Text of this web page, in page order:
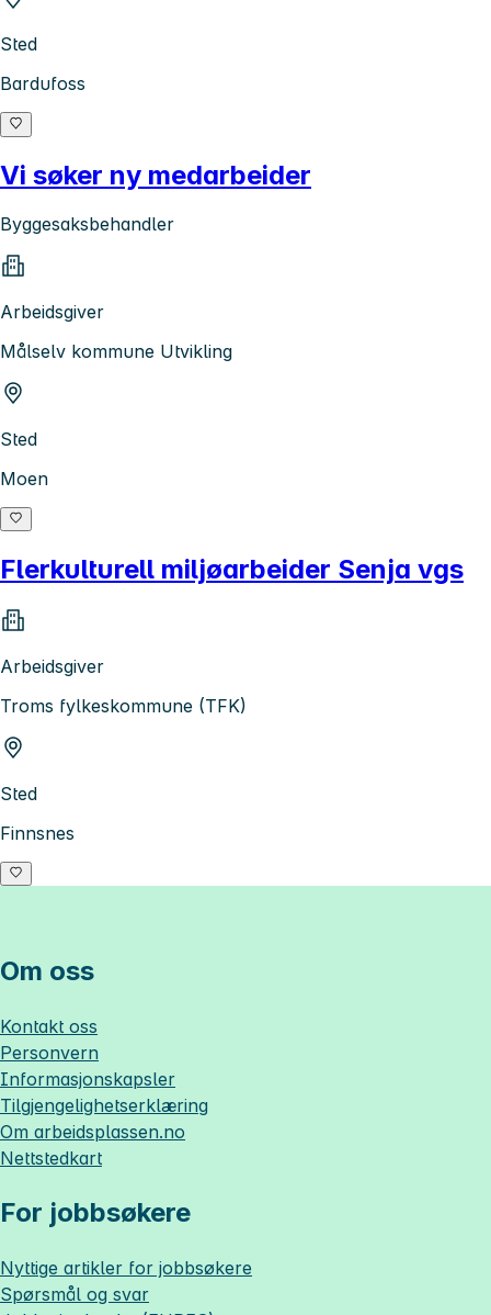
Sted
Bardufoss
Vi søker ny medarbeider
Byggesaksbehandler
Arbeidsgiver
Målselv kommune Utvikling
Sted
Moen
Flerkulturell miljøarbeider Senja vgs
Arbeidsgiver
Troms fylkeskommune (TFK)
Sted
Finnsnes
Om oss
Kontakt oss
Personvern
Informasjonskapsler
Tilgjengelighetserklæring
Om arbeidsplassen.no
Nettstedkart
For jobbsøkere
Nyttige artikler for jobbsøkere
Spørsmål og svar